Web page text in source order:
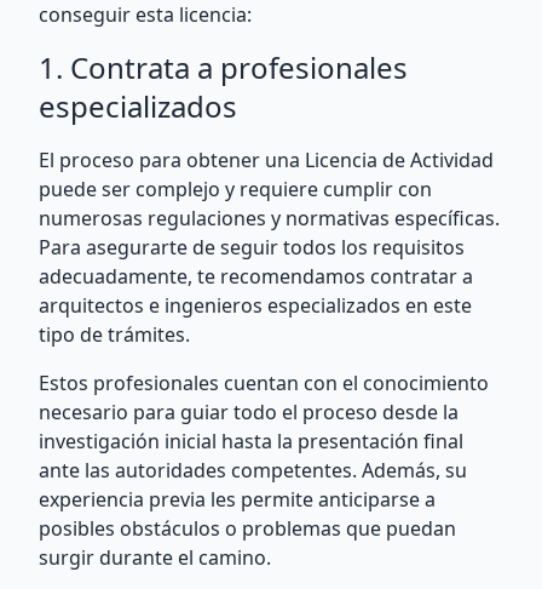
conseguir esta licencia:
1. Contrata a profesionales
especializados
El proceso para obtener una Licencia de Actividad
puede ser complejo y requiere cumplir con
numerosas regulaciones y normativas específicas.
Para asegurarte de seguir todos los requisitos
adecuadamente, te recomendamos contratar a
arquitectos e ingenieros especializados en este
tipo de trámites.
Estos profesionales cuentan con el conocimiento
necesario para guiar todo el proceso desde la
investigación inicial hasta la presentación final
ante las autoridades competentes. Además, su
experiencia previa les permite anticiparse a
posibles obstáculos o problemas que puedan
surgir durante el camino.